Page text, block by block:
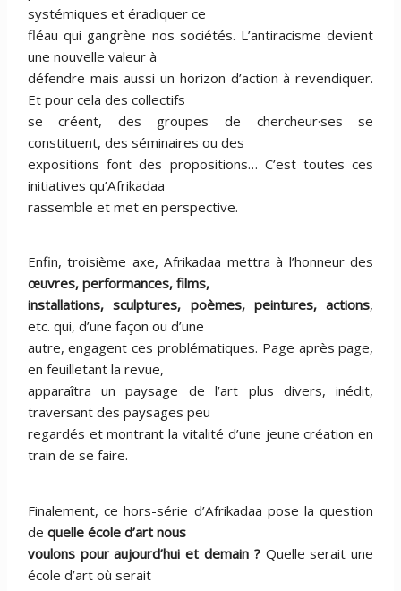
systémiques et éradiquer ce
fléau qui gangrène nos sociétés. L’antiracisme devient
une nouvelle valeur à
défendre mais aussi un horizon d’action à revendiquer.
Et pour cela des collectifs
se créent, des groupes de chercheur·ses se
constituent, des séminaires ou des
expositions font des propositions… C’est toutes ces
initiatives qu’Afrikadaa
rassemble et met en perspective.
Enfin, troisième axe, Afrikadaa mettra à l’honneur des
œuvres, performances, films,
installations, sculptures, poèmes, peintures, actions,
etc. qui, d’une façon ou d’une
autre, engagent ces problématiques. Page après page,
en feuilletant la revue,
apparaîtra un paysage de l’art plus divers, inédit,
traversant des paysages peu
regardés et montrant la vitalité d’une jeune création en
train de se faire.
Finalement, ce hors-série d’Afrikadaa pose la question
de quelle école d’art nous
voulons pour aujourd’hui et demain ?Quelle serait une
école d’art où serait